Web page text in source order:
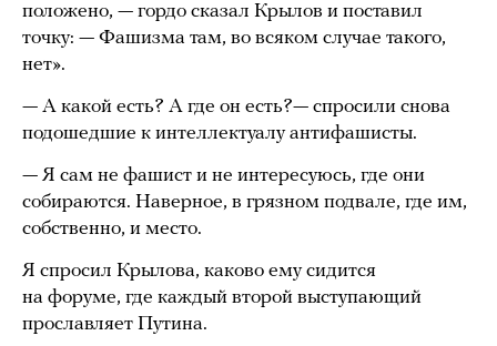
положено, — гордо сказал Крылов и поставил
точку: — Фашизма там, во всяком случае такого,
нет».
— А какой есть? А где он есть?— спросили снова
подошедшие к интеллектуалу антифашисты.
— Я сам не фашист и не интересуюсь, где они
собираются. Наверное, в грязном подвале, где им,
собственно, и место.
Я спросил Крылова, каково ему сидится
на форуме, где каждый второй выступающий
прославляет Путина.